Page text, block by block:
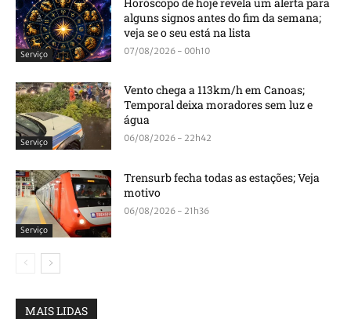
Serviço
alguns signos antes do fim da semana;
veja se o seu está na lista
07/08/2026 - 00h10
Serviço
Vento chega a 113km/h em Canoas;
Temporal deixa moradores sem luz e
água
06/08/2026 - 22h42
Serviço
Trensurb fecha todas as estações; Veja
motivo
06/08/2026 - 21h36
MAIS LIDAS